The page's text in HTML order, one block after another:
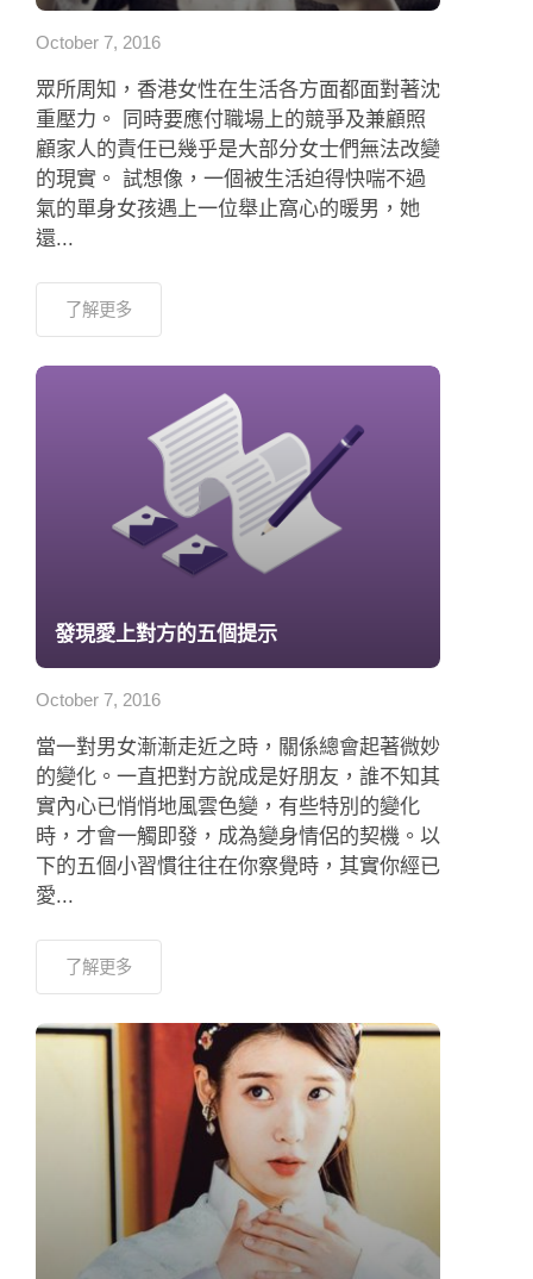
October 7, 2016
眾所周知，香港女性在生活各方面都面對著沈
重壓力。 同時要應付職場上的競爭及兼顧照
顧家人的責任已幾乎是大部分女士們無法改變
的現實。 試想像，一個被生活迫得快喘不過
氣的單身女孩遇上一位舉止窩心的暖男，她
還...
了解更多
發現愛上對方的五個提示
October 7, 2016
當一對男女漸漸走近之時，關係總會起著微妙
的變化。一直把對方說成是好朋友，誰不知其
實內心已悄悄地風雲色變，有些特別的變化
時，才會一觸即發，成為變身情侶的契機。以
下的五個小習慣往往在你察覺時，其實你經已
愛...
了解更多